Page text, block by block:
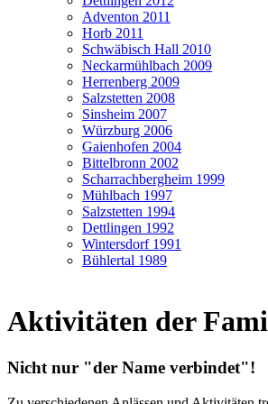
Adventon 2011
Horb 2011
Schwäbisch Hall 2010
Neckarmühlbach 2009
Herrenberg 2009
Salzstetten 2008
Sinsheim 2007
Würzburg 2006
Gaienhofen 2004
Bittelbronn 2002
Scharrachbergheim 1999
Mühlbach 1997
Salzstetten 1994
Dettlingen 1992
Wintersdorf 1991
Bühlertal 1989
Aktivitäten der
Nicht nur "der Name verbindet"!